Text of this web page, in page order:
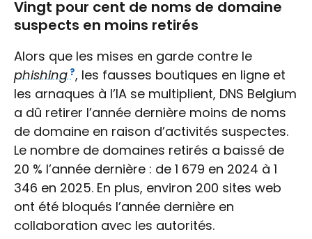
Vingt pour cent de noms de domaine
suspects en moins retirés
Alors que les mises en garde contre le
phishing, les fausses boutiques en ligne et
les arnaques à l’IA se multiplient, DNS Belgium
a dû retirer l’année dernière moins de noms
de domaine en raison d’activités suspectes.
Le nombre de domaines retirés a baissé de
20 % l’année dernière : de 1 679 en 2024 à 1
346 en 2025. En plus, environ 200 sites web
ont été bloqués l’année dernière en
collaboration avec les autorités. ​